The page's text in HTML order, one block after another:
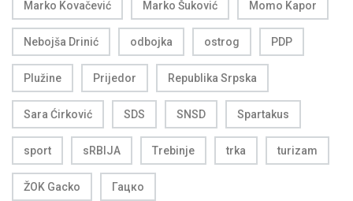
Marko Kovačević Marko Šuković Momo Kapor
Nebojša Drinić odbojka ostrog PDP
Plužine Prijedor Republika Srpska
Sara Ćirković SDS SNSD Spartakus
sport sRBIJA Trebinje trka turizam
ŽOK Gacko Гацко